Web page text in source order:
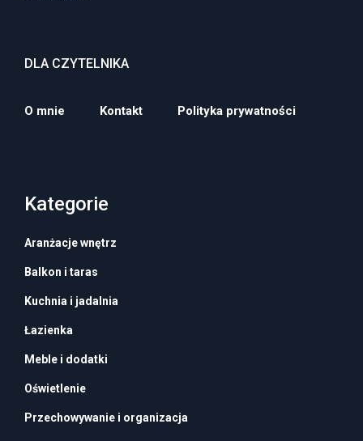
DLA CZYTELNIKA
O mnie Kontakt Polityka prywatności
Kategorie
Aranżacje wnętrz
Balkon i taras
Kuchnia i jadalnia
Łazienka
Meble i dodatki
Oświetlenie
Przechowywanie i organizacja